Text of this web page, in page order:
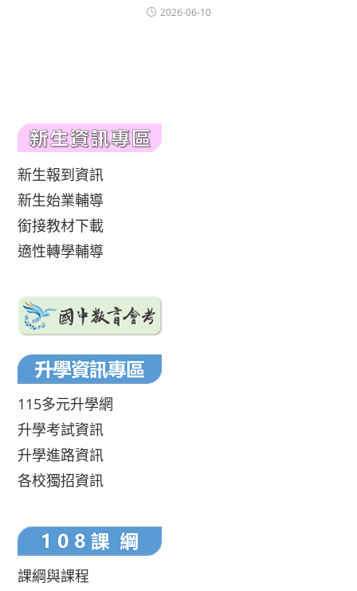
2026-06-10
新生報到資訊
新生始業輔導
銜接教材下載
適性轉學輔導
115多元升學網
升學考試資訊
升學進路資訊
各校獨招資訊
課綱與課程